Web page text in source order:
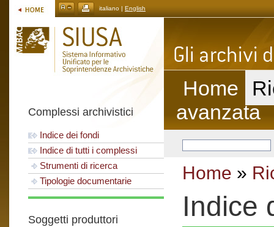
italiano | English
Complessi archivistici
Indice dei fondi
Indice di tutti i complessi
Strumenti di ricerca
Tipologie documentarie
Soggetti produttori
Home
avanzata
Home »
Indice